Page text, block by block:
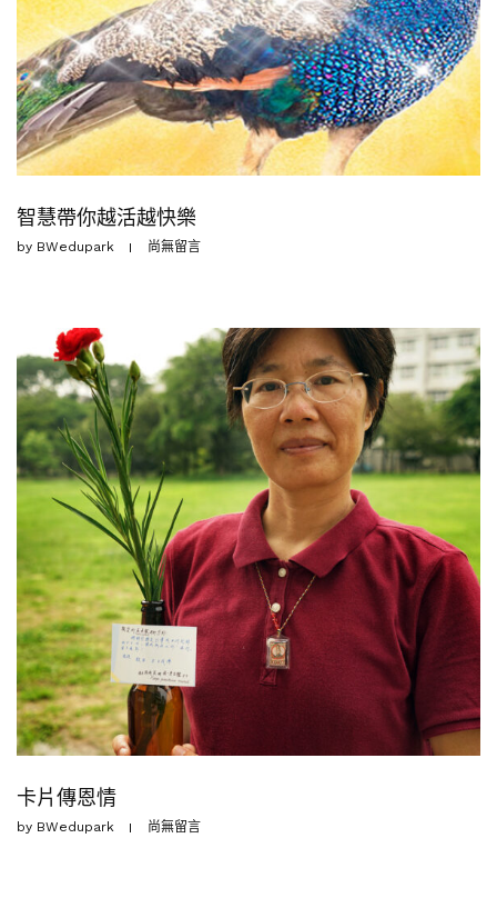
智慧帶你越活越快樂
by BWedupark 尚無留言
卡片傳恩情
by BWedupark 尚無留言